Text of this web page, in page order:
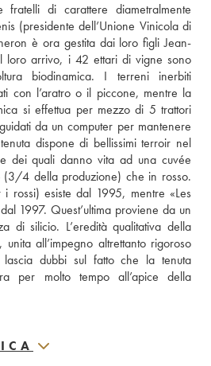
di carattere diametralmente
(presidente dell’Unione Vinicola di
è ora gestita dai loro figli Jean-
loro arrivo, i 42 ettari di vigne sono
biodinamica. I terreni inerbiti
con l’aratro o il piccone, mentre la
si effettua per mezzo di 5 trattori
da un computer per mantenere
dispone di bellissimi terroir nel
dei quali danno vita ad una cuvée
(3/4 della produzione) che in rosso.
i rossi) esiste dal 1995, mentre «Les
1997. Quest’ultima proviene da un
di silicio. L’eredità qualitativa della
all’impegno altrettanto rigoroso
dubbi sul fatto che la tenuta
per molto tempo all’apice della